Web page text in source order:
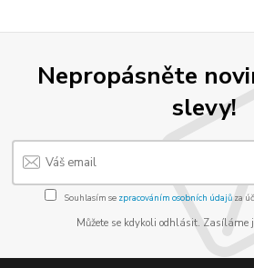
Nepropásněte
slevy!
Souhlasím se zpracováním osobních údajůza
Můžete se kdykoli odhlásit. Zasíláme